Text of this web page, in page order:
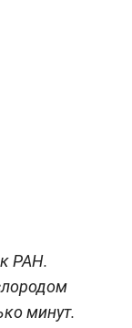
РАН.
минут.